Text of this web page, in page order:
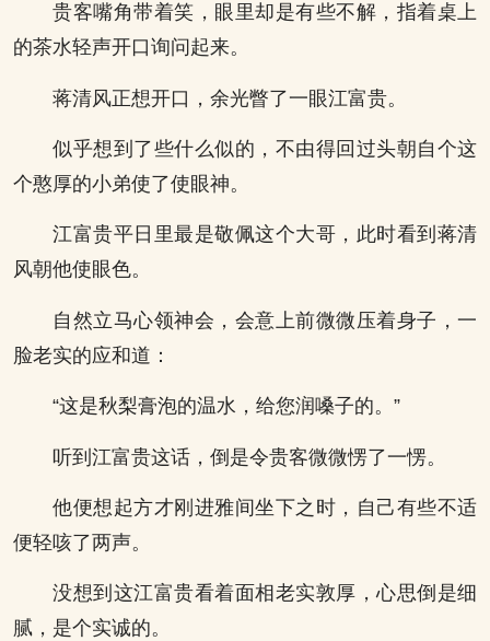
贵客嘴角带着笑，眼里却是有些不解，指着桌上
的茶水轻声开口询问起来。
蒋清风正想开口，余光瞥了一眼江富贵。
似乎想到了些什么似的，不由得回过头朝自个这
个憨厚的小弟使了使眼神。
江富贵平日里最是敬佩这个大哥，此时看到蒋清
风朝他使眼色。
自然立马心领神会，会意上前微微压着身子，一
脸老实的应和道：
“这是秋梨膏泡的温水，给您润嗓子的。”
听到江富贵这话，倒是令贵客微微愣了一愣。
他便想起方才刚进雅间坐下之时，自己有些不适
便轻咳了两声。
没想到这江富贵看着面相老实敦厚，心思倒是细
腻，是个实诚的。